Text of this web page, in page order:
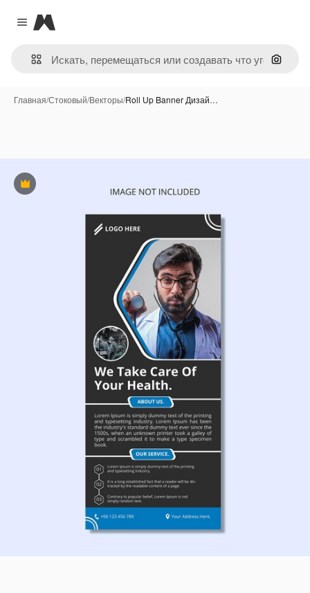
Close menu
Magnific
Поиск
Главная/Стоковый/Векторы/Roll Up Banner Дизай…
Премиум